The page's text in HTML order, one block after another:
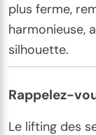
plus ferme,
harmonieuse,
silhouette.
Rappelez-
Le lifting des